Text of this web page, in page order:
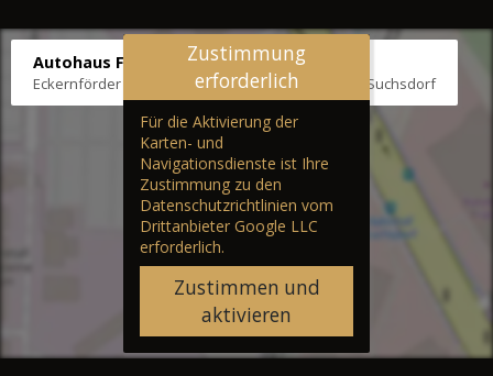
Autohaus Fräter
Eckernförder Str. /Klausbrooker Weg 1, 24107 Kiel-Suchsdorf
Zustimmung
erforderlich
Für die Aktivierung der
Karten- und
Navigationsdienste ist Ihre
Zustimmung zu den
Datenschutzrichtlinien vom
Drittanbieter Google LLC
erforderlich.
Zustimmen und
aktivieren